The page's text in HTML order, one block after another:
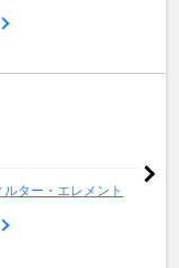
ルター・エレメント